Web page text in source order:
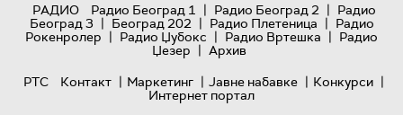
РАДИО
Радио Београд 1 | Радио Београд 2 | Радио
Београд 3 | Београд 202 | Радио Плетеница | Радио
Рокенролер | Радио Џубокс | Радио Вртешка | Радио
Џезер | Архив
РТС
Контакт | Маркетинг | Јавне набавке | Конкурси |
Интернет портал